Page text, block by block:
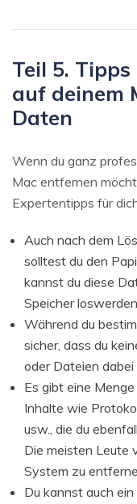
Teil 5.
auf deinem
Daten
Wenn du ganz
Mac entfernen
Expertentipps für
Auch nach dem
solltest du den
kannst du diese
Speicher
Während du
sicher, dass du
oder Dateien
Es gibt eine
Inhalte wie
usw., die du
Die meisten Leute
System zu
Du kannst auch